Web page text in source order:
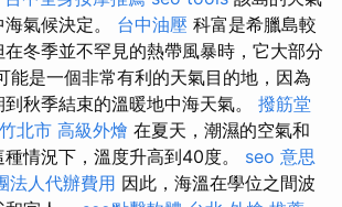
氣候決定。 台中油壓 科富是希臘島較
冬季並不罕見的熱帶風暴時，它大部分
能是一個非常有利的天氣目的地，因為
秋季結束的溫暖地中海天氣。 撥筋堂
北市 高級外燴 在夏天，潮濕的空氣和
情況下，溫度升高到40度。 seo 意思
法人代辦費用 因此，海溫在學位之間波